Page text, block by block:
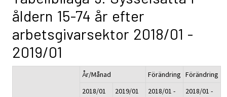
åldern 15-74 år efter
arbetsgivarsektor 2018/01 -
2019/01
År/Månad Förändring Förändring
2018/01
2019/01
2018/01 -
2018/01 -